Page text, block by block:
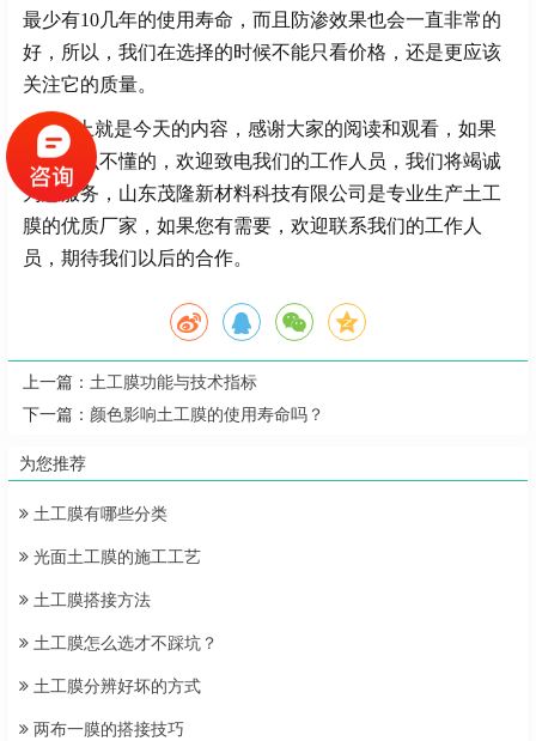
最少有10几年的使用寿命，而且防渗效果也会一直非常的
好，所以，我们在选择的时候不能只看价格，还是更应该
关注它的质量。
以上就是今天的内容，感谢大家的阅读和观看，如果
您有什么不懂的，欢迎致电我们的工作人员，我们将竭诚
为您服务，山东茂隆新材料科技有限公司是专业生产土工
膜的优质厂家，如果您有需要，欢迎联系我们的工作人
员，期待我们以后的合作。
上一篇： 土工膜功能与技术指标
下一篇： 颜色影响土工膜的使用寿命吗？
为您推荐
土工膜有哪些分类
光面土工膜的施工工艺
土工膜搭接方法
土工膜怎么选才不踩坑？
土工膜分辨好坏的方式
两布一膜的搭接技巧